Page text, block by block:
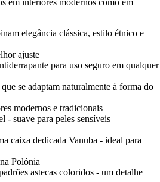
elegância clássica, estilo étnico e
ajuste
para uso seguro em qualquer
se adaptam naturalmente à forma do
modernos e tradicionais
- suave para peles sensíveis
caixa dedicada Vanuba - ideal para
Polónia
astecas coloridos - um detalhe